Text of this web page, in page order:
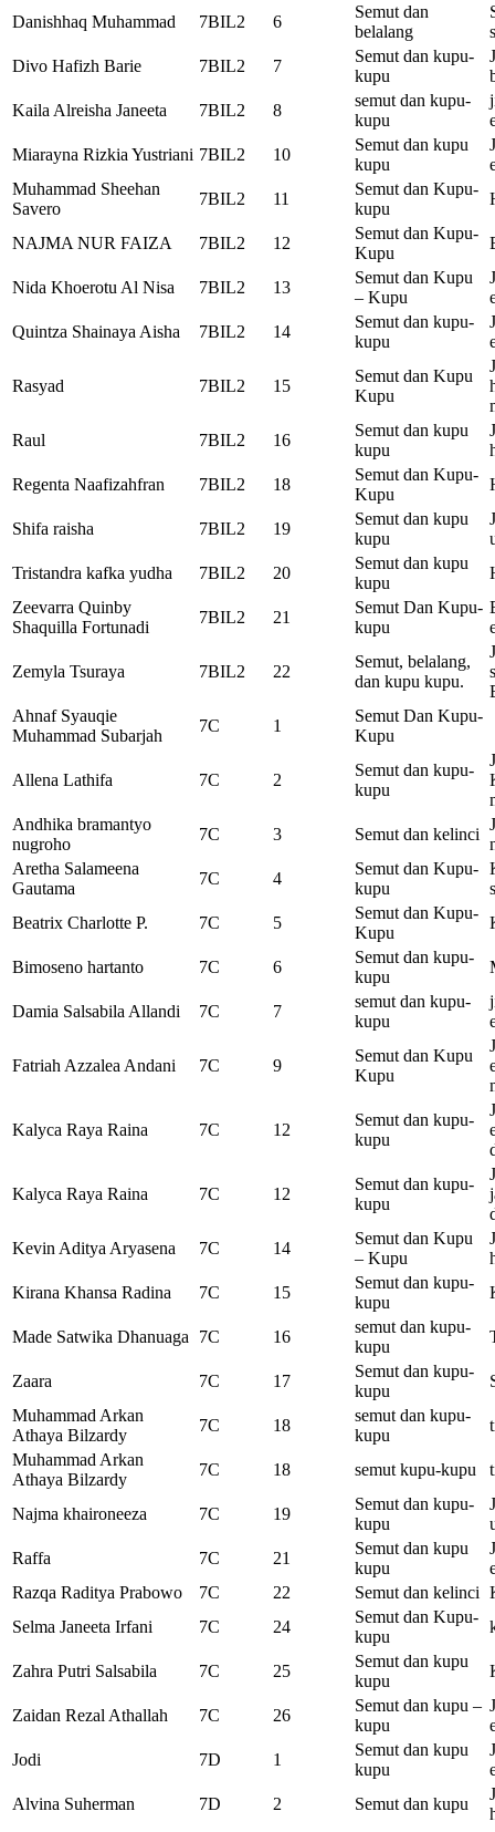
Danishhaq Muhammad
7BIL2 6
Semut dan
belalang
Divo Hafizh Barie
7BIL2 7
Semut dan kupu-
kupu
Kaila Alreisha Janeeta
7BIL2 8
semut dan kupu-
kupu
Miarayna Rizkia Yustriani 7BIL2 10
Semut dan kupu
kupu
Muhammad Sheehan
Savero
7BIL2 11
Semut dan Kupu-
kupu
NAJMA NUR FAIZA 7BIL2 12
Semut dan Kupu-
Kupu
Nida Khoerotu Al Nisa 7BIL2 13
Semut dan Kupu
– Kupu
Quintza Shainaya Aisha
7BIL2 14
Semut dan kupu-
kupu
Rasyad 7BIL2 15
Semut dan Kupu
Kupu
Raul
7BIL2 16
Semut dan kupu
kupu
Regenta Naafizahfran
7BIL2 18
Semut dan Kupu-
Kupu
Shifa raisha 7BIL2 19
Semut dan kupu
kupu
Tristandra kafka yudha
7BIL2 20
Semut dan kupu
kupu
Zeevarra Quinby
Shaquilla Fortunadi
7BIL2 21
Semut Dan Kupu-
kupu
Zemyla Tsuraya 7BIL2 22
Semut, belalang,
dan kupu kupu.
Ahnaf Syauqie
Muhammad Subarjah
7C 1
Semut Dan Kupu-
Kupu
Allena Lathifa 7C 2
Semut dan kupu-
kupu
Andhika bramantyo
nugroho
7C 3 Semut dan kelinci
Aretha Salameena
Gautama
7C 4
Semut dan Kupu-
kupu
Beatrix Charlotte P.
7C 5
Semut dan Kupu-
Kupu
Bimoseno hartanto 7C 6
Semut dan kupu-
kupu
Damia Salsabila Allandi 7C 7
semut dan kupu-
kupu
Fatriah Azzalea Andani 7C 9
Semut dan Kupu
Kupu
Kalyca Raya Raina 7C 12
Semut dan kupu-
kupu
Kalyca Raya Raina 7C 12
Semut dan kupu-
kupu
Kevin Aditya Aryasena
7C 14
Semut dan Kupu
– Kupu
Kirana Khansa Radina
7C 15
Semut dan kupu-
kupu
Made Satwika Dhanuaga 7C 16
semut dan kupu-
kupu
Zaara 7C 17
Semut dan kupu-
kupu
Muhammad Arkan
Athaya Bilzardy
7C 18
semut dan kupu-
kupu
Muhammad Arkan
Athaya Bilzardy
7C 18 semut kupu-kupu
Najma khaironeeza 7C 19
Semut dan kupu-
kupu
Raffa
7C 21
Semut dan kupu
kupu
Razqa Raditya Prabowo
7C 22 Semut dan kelinci
Selma Janeeta Irfani
7C 24
Semut dan Kupu-
kupu
Zahra Putri Salsabila 7C 25
Semut dan kupu
kupu
Zaidan Rezal Athallah 7C 26
Semut dan kupu –
kupu
Jodi
7D 1
Semut dan kupu
kupu
Alvina Suherman
7D 2 Semut dan kupu